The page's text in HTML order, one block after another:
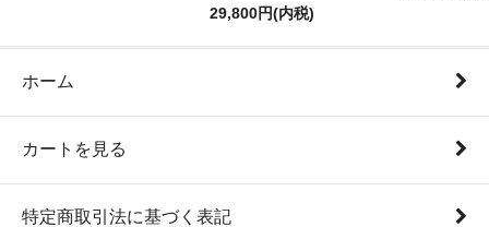
29,800円(内税)
ホーム
カートを見る
特定商取引法に基づく表記